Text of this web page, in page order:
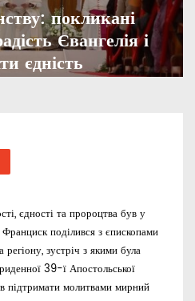
покликані
Євангелія і
єдність
єдності та пророцтва був у
поділився з єпископами
зустріч з якими була
39-ї Апостольської
підтримати молитвами мирний